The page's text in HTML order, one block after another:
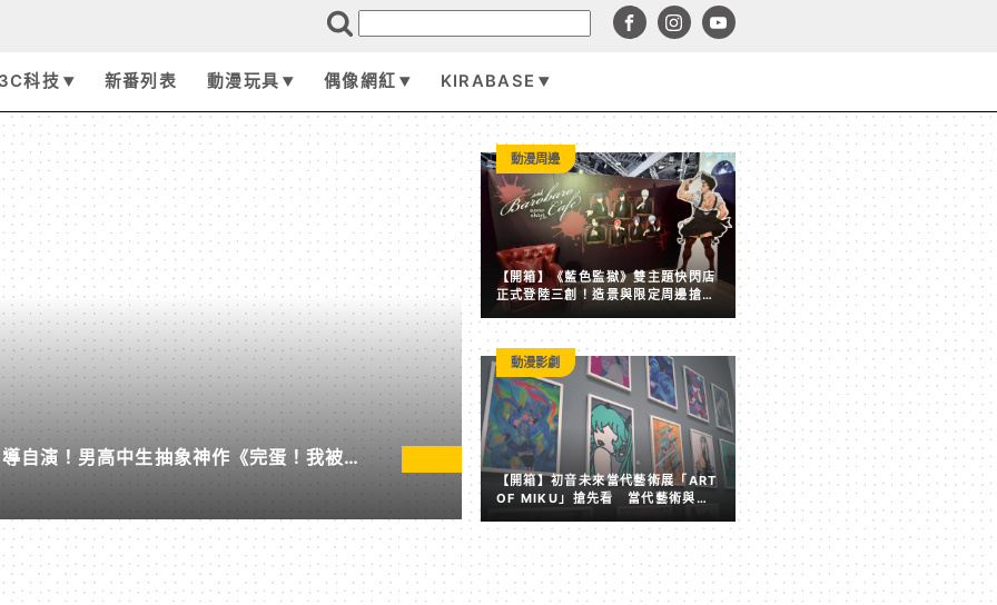
科技 新番列表 動漫玩具 偶像網紅 KIRABASE
自演！男高中生抽象神作《完蛋！我被男
動漫周邊
延續《超時空輝耀姬！》現象級熱潮！Twin Engine 攜手
戰略合作，斥資 40 億日圓打造全球長青 IP
【開箱】《藍色監獄》雙主題快閃店
正式登陸三創！造景與限定周邊搶先
動漫周邊
【開箱】初音未來當代藝術展「ART
OF MIKU」搶先看 當代藝術與虛
擬歌姬激盪出的全新火花
動漫影劇